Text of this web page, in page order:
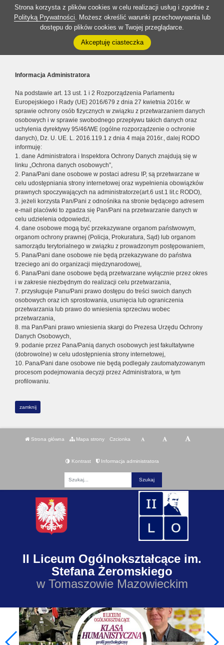
Strona korzysta z plików cookies w celu realizacji usług i zgodnie z
Polityką Prywatności. Możesz określić warunki przechowywania lub
dostępu do plików cookies w Twojej przeglądarce.
Akceptuję ciasteczka
Informacja Administratora
Na podstawie art. 13 ust. 1 i 2 Rozporządzenia Parlamentu
Europejskiego i Rady (UE) 2016/679 z dnia 27 kwietnia 2016r. w
sprawie ochrony osób fizycznych w związku z przetwarzaniem danych
osobowych i w sprawie swobodnego przepływu takich danych oraz
uchylenia dyrektywy 95/46/WE (ogólne rozporządzenie o ochronie
danych), Dz. U. UE. L. 2016.119.1 z dnia 4 maja 2016r., dalej RODO
informuję:
1. dane Administratora i Inspektora Ochrony Danych znajdują się w
linku „Ochrona danych osobowych”,
2. Pana/Pani dane osobowe w postaci adresu IP, są przetwarzane w
celu udostępniania strony internetowej oraz wypełnienia obowiązków
prawnych spoczywających na administratorze(art.6 ust.1 lit.c RODO),
3. jeżeli korzysta Pan/Pani z odnośnika na stronie będącego adresem
e-mail placówki to zgadza się Pan/Pani na przetwarzanie danych w
celu udzielenia odpowiedzi,
4. dane osobowe mogą być przekazywane organom państwowym,
organom ochrony prawnej (Policja, Prokuratura, Sąd) lub organom
samorządu terytorialnego w związku z prowadzonym postępowaniem,
5. Pana/Pani dane osobowe nie będą przekazywane do państwa
trzeciego ani do organizacji międzynarodowej,
6. Pana/Pani dane osobowe będą przetwarzane wyłącznie przez okres
i w zakresie niezbędnym do realizacji celu przetwarzania,
7. przysługuje Panu/Pani prawo dostępu do treści swoich danych
osobowych oraz ich sprostowania, usunięcia lub ograniczenia
przetwarzania lub prawo do wniesienia sprzeciwu wobec
przetwarzania,
8. ma Pan/Pani prawo wniesienia skargi do Prezesa Urzędu Ochrony
Danych Osobowych,
9. podanie przez Pana/Panią danych osobowych jest fakultatywne
(dobrowolne) w celu udostępnienia strony internetowej,
10. Pana/Pani dane osobowe nie będą podlegały zautomatyzowanym
procesom podejmowania decyzji przez Administratora, w tym
profilowaniu.
zamknij
Strona główna Mapa strony Czcionka
Kontrast Informacja administratora
II Liceum Ogólnokształcące im.
Stefana Żeromskiego
w Tomaszowie Mazowieckim